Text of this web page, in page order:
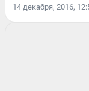
14 декабря, 2016,